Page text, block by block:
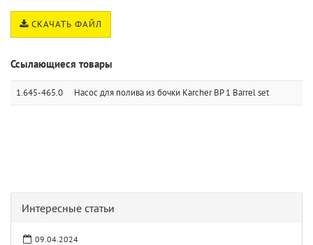
СКАЧАТЬ ФАЙЛ
Ссылающиеся товары
1.645-465.0 Насос для полива из бочки Karcher BP 1 Barrel set
Интересные статьи
09.04.2024